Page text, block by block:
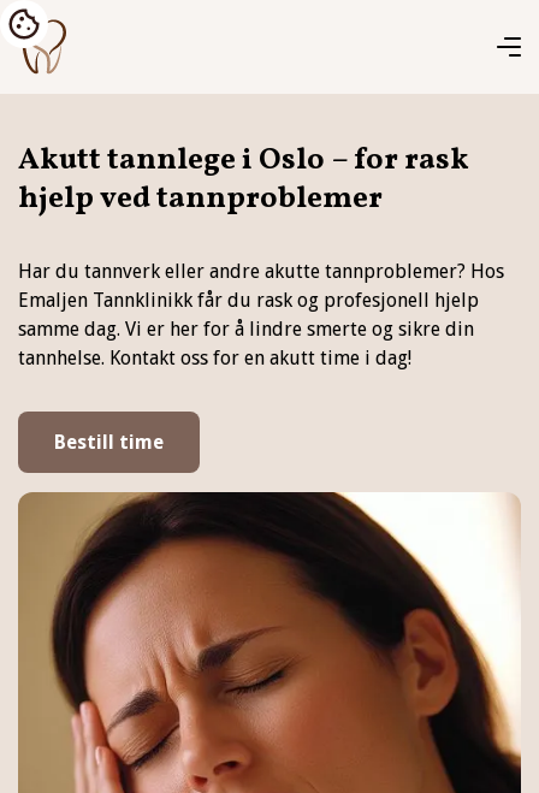
Akutt tannlege i Oslo – for rask
hjelp ved tannproblemer
Har du tannverk eller andre akutte tannproblemer? Hos
Emaljen Tannklinikk får du rask og profesjonell hjelp
samme dag. Vi er her for å lindre smerte og sikre din
tannhelse. Kontakt oss for en akutt time i dag!
Bestill time